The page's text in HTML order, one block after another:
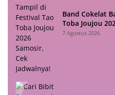
Band Cokelat
Toba Joujou
7 Agustus 2026